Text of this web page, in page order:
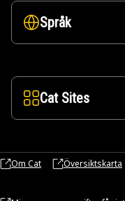
Språk
Cat Sites
Om Cat Översiktskarta